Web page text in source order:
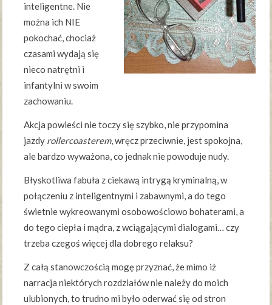
inteligentne. Nie
można ich NIE
pokochać, chociaż
czasami wydają się
nieco natrętni i
infantylni w swoim
zachowaniu.
Akcja powieści nie toczy się szybko, nie przypomina
jazdy rollercoasterem, wręcz przeciwnie, jest spokojna,
ale bardzo wyważona, co jednak nie powoduje nudy.
Błyskotliwa fabuła z ciekawą intrygą kryminalną, w
połączeniu z inteligentnymi i zabawnymi, a do tego
świetnie wykreowanymi osobowościowo bohaterami, a
do tego ciepła i mądra, z wciągającymi dialogami… czy
trzeba czegoś więcej dla dobrego relaksu?
Z całą stanowczością mogę przyznać, że mimo iż
narracja niektórych rozdziałów nie należy do moich
ulubionych, to trudno mi było oderwać się od stron